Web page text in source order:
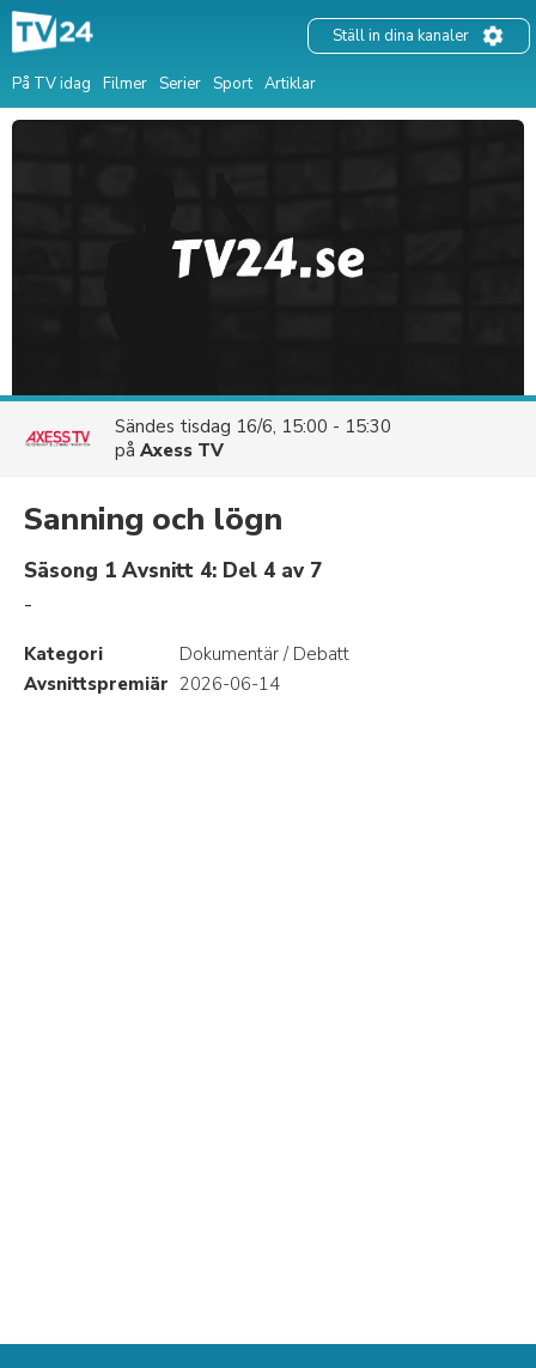
På TV idag Filmer Serier Sport Artiklar
Ställ in dina kanaler
Sändes tisdag 16/6, 15:00 - 15:30
på Axess TV
Sanning och lögn
Säsong 1 Avsnitt 4: Del 4 av 7
-
Kategori
Dokumentär / Debatt
Avsnittspremiär 2026-06-14